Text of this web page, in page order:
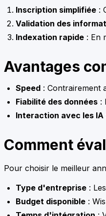
Inscription simplifiée :
Validation des
Indexation rapide : En
Avantages
Speed : Contrairement
Fiabilité des données :
Interaction avec les IA
Comment
Pour choisir le meilleur
Type d'entreprise :
Budget disponible :